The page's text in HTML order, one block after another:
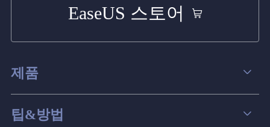
EaseUS 스토어
제품
데이터 복구
팁&방법